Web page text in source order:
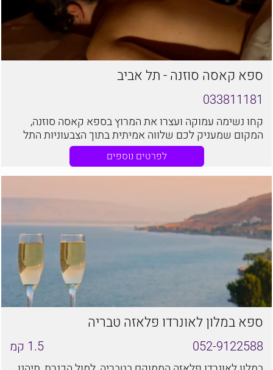
ספא קאסה סוזנה - תל אביב
033811181
קחו נשימה עמוקה ועצרו את המרוץ בספא קאסה סוזנה,
המקום שמעניק לכם שלווה אמיתית בתוך הצבעוניות התל
אביבית. ספא קאסה סוזנה מחכה לכם עם צוות המטפלים
המוסמך והקשוב שלנו.
לפרטים נוספים
ספא במלון לאונרדו פלאזה טבריה
052-9122588
1.5 קמ